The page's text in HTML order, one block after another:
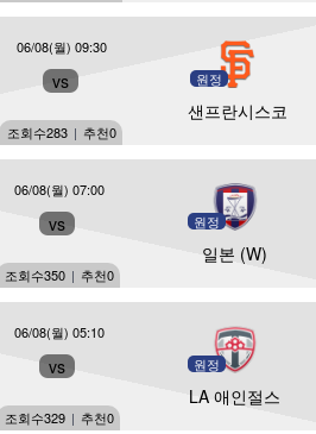
vs 원정
샌프란시스코
06/08(월) 09:30
조회수283 | 추천0
vs 원정
일본 (W)
06/08(월) 07:00
조회수350 | 추천0
vs 원정
LA 애인절스
06/08(월) 05:10
조회수329 | 추천0